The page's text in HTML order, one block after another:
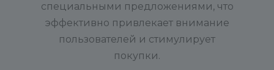
специальными предложениями, что
эффективно привлекает внимание
пользователей и стимулирует
покупки.